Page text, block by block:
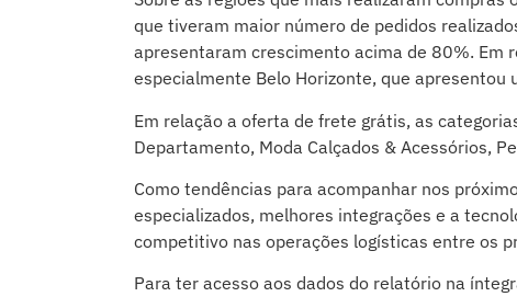
que tiveram maior número de pedidos
apresentaram crescimento acima de 80%. Em
especialmente Belo Horizonte, que
Em relação a oferta de frete grátis, as
Departamento, Moda Calçados & Acessórios,
Como tendências para acompanhar nos
especializados, melhores integrações e a
competitivo nas operações logísticas entre os
Para ter acesso aos dados do relatório na